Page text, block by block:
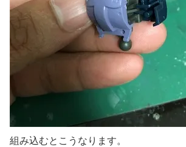
組み込むとこうなります。